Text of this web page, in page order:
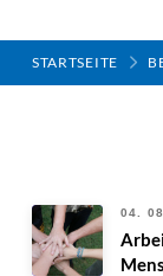
STARTSEITE
04.